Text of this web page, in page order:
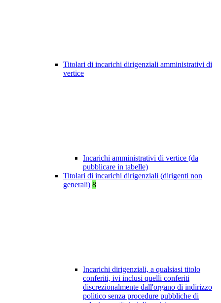
Titolari di incarichi dirigenziali amministrativi di
vertice
Incarichi amministrativi di vertice (da
pubblicare in tabelle)
Titolari di incarichi dirigenziali (dirigenti non
generali) 8
Incarichi dirigenziali, a qualsiasi titolo
conferiti, ivi inclusi quelli conferiti
discrezionalmente dall'organo di indirizzo
politico senza procedure pubbliche di